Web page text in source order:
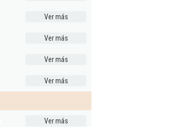
Ver más
Ver más
Ver más
Ver más
Ver más